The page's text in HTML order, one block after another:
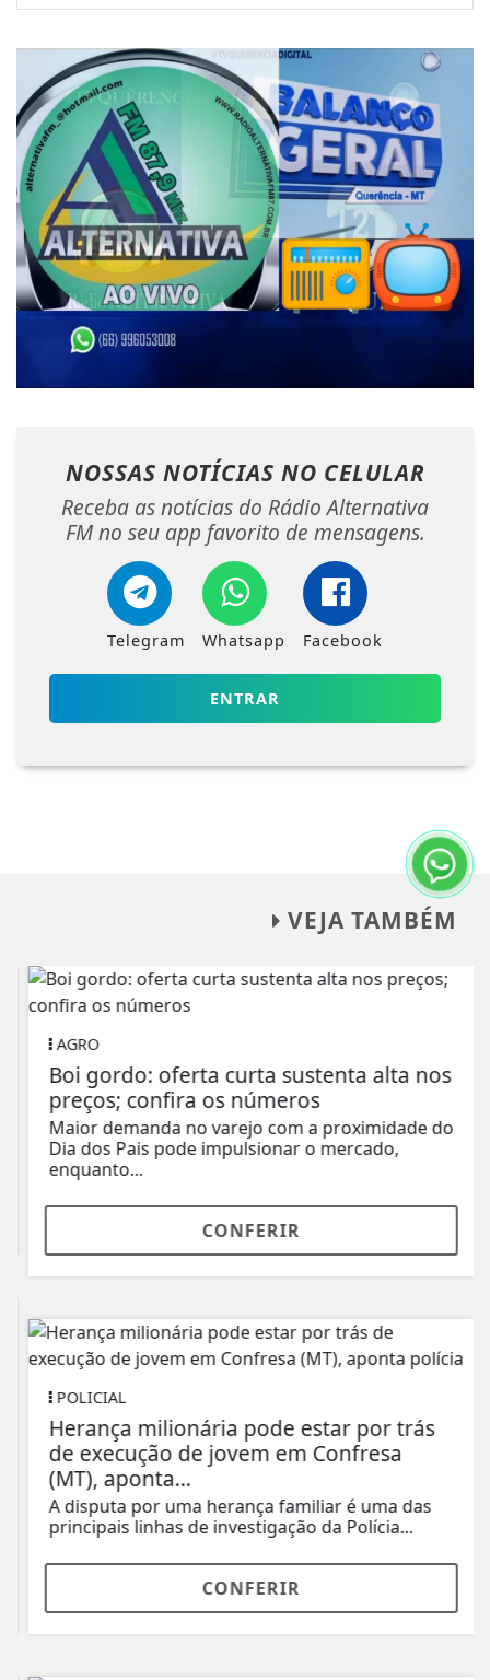
NOSSAS NOTÍCIAS NO CELULAR
Receba as notícias do Rádio Alternativa
FM no seu app favorito de mensagens.
Telegram Whatsapp Facebook
ENTRAR
VEJA TAMBÉM
AGRO
Boi gordo: oferta curta sustenta alta nos
preços; confira os números
Maior demanda no varejo com a proximidade do
Dia dos Pais pode impulsionar o mercado,
enquanto...
CONFERIR
POLICIAL
Herança milionária pode estar por trás
de execução de jovem em Confresa
(MT), aponta...
A disputa por uma herança familiar é uma das
principais linhas de investigação da Polícia...
CONFERIR